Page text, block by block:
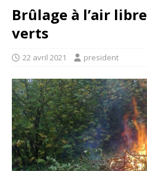
Brûlage à l’air
verts
22 avril 2021 president